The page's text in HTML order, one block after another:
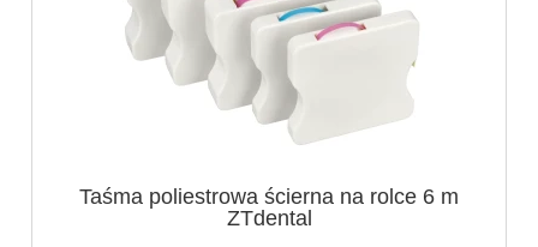
Taśma poliestrowa ścierna na rolce 6 m
ZTdental